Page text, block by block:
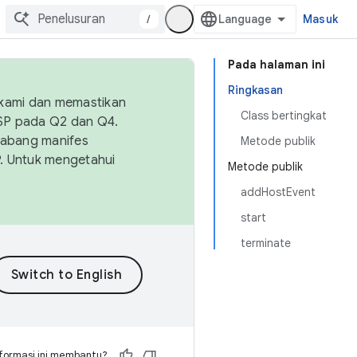
/ Masuk
Pada halaman ini
Ringkasan
Class bertingkat
Metode publik
Metode publik
addHostEvent
start
terminate
dan memastikan
pada Q2 dan Q4.
manifes
Untuk mengetahui